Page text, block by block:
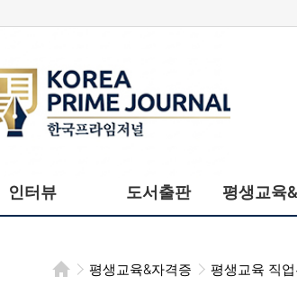
임저널
인터뷰 도서출판 평생교육
평생교육&자격증 평생교육 직